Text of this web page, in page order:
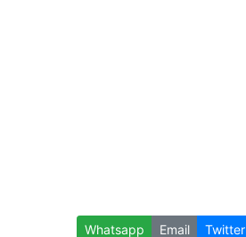
Whatsapp Email Twitter